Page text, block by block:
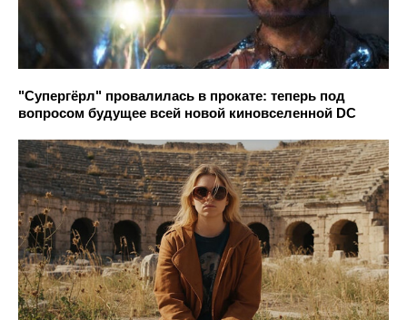
"Супергёрл" провалилась в прокате: теперь под
вопросом будущее всей новой киновселенной DC